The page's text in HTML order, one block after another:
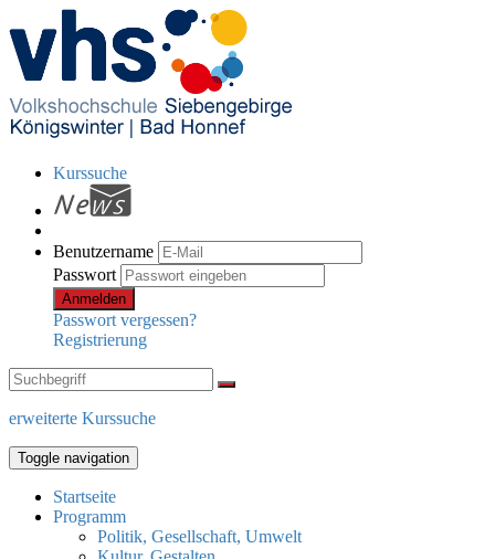
Kurssuche
Benutzername
Passwort
Anmelden
Passwort vergessen?
Registrierung
erweiterte Kurssuche
Toggle navigation
Startseite
Programm
Politik, Gesellschaft, Umwelt